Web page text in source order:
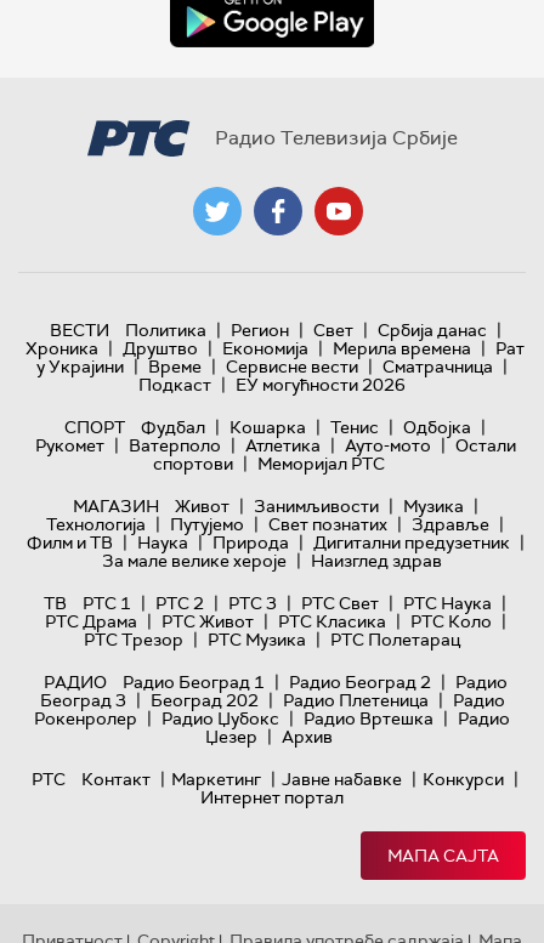
Радио Телевизија Србије
ВЕСТИ Политика | Регион | Свет | Србија данас |
Хроника | Друштво | Економија | Мерила времена | Рат
у Украјини | Време | Сервисне вести | Сматрачница |
Подкаст | ЕУ могућности 2026
СПОРТ
Фудбал | Кошарка | Тенис | Одбојка |
Рукомет | Ватерполо | Атлетика | Ауто-мото | Остали
спортови | Меморијал РТС
МАГАЗИН
Живот | Занимљивости | Музика |
Технологијa | Путујемо | Свет познатих | Здравље |
Филм и ТВ | Наука | Природа | Дигитални предузетник |
За мале велике хероје | Наизглед здрав
ТВ
РТС 1 | РТС 2 | РТС 3 | РТС Свет | РТС Наука |
РТС Драма | РТС Живот | РТС Класика | РТС Коло |
РТС Трезор | РТС Музика | РТС Полетарац
РАДИО
Радио Београд 1 | Радио Београд 2 | Радио
Београд 3 | Београд 202 | Радио Плетеница | Радио
Рокенролер | Радио Џубокс | Радио Вртешка | Радио
Џезер | Архив
РТС
Контакт | Маркетинг | Јавне набавке | Конкурси |
Интернет портал
МАПА САЈТА